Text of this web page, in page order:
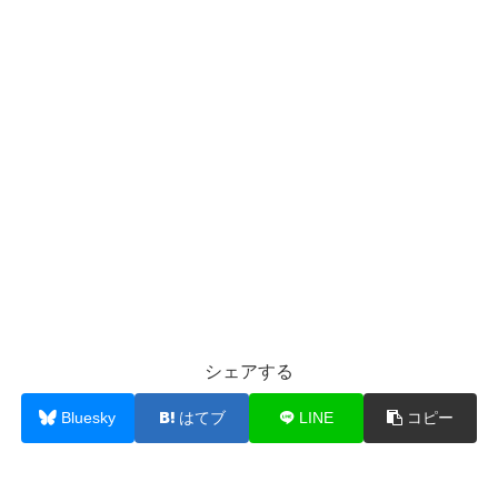
シェアする
Bluesky はてブ LINE コピー